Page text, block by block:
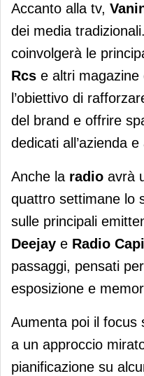
Accanto alla tv,
dei media
coinvolgerà le
Rcs e altri
l’obiettivo di
del brand e offrire
dedicati all’azienda
Anche la radio avrà
quattro settimane lo
sulle principali
Deejay e Radio
passaggi, pensati
esposizione e
Aumenta poi il focus
a un approccio
pianificazione su